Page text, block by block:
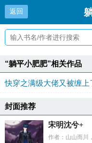
返回
“躺平小肥肥”相关作品
快穿之满级大佬又被缠上
封面推荐
宋明沈兮+
作者：山山而川